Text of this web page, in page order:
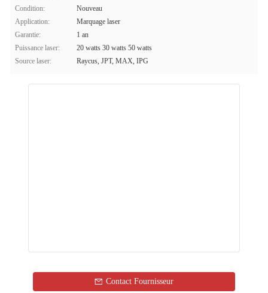
Condition:
Nouveau
Application:
Marquage laser
Garantie:
1 an
Puissance laser:
20 watts 30 watts 50 watts
Source laser:
Raycus, JPT, MAX, IPG
Contact Fournisseur